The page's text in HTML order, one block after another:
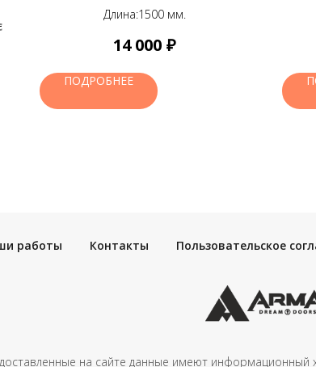
Длина:1500 мм.
14 000 ₽
ПОДРОБНЕЕ
работы Контакты Пользовательское
на сайте данные имеют информационный